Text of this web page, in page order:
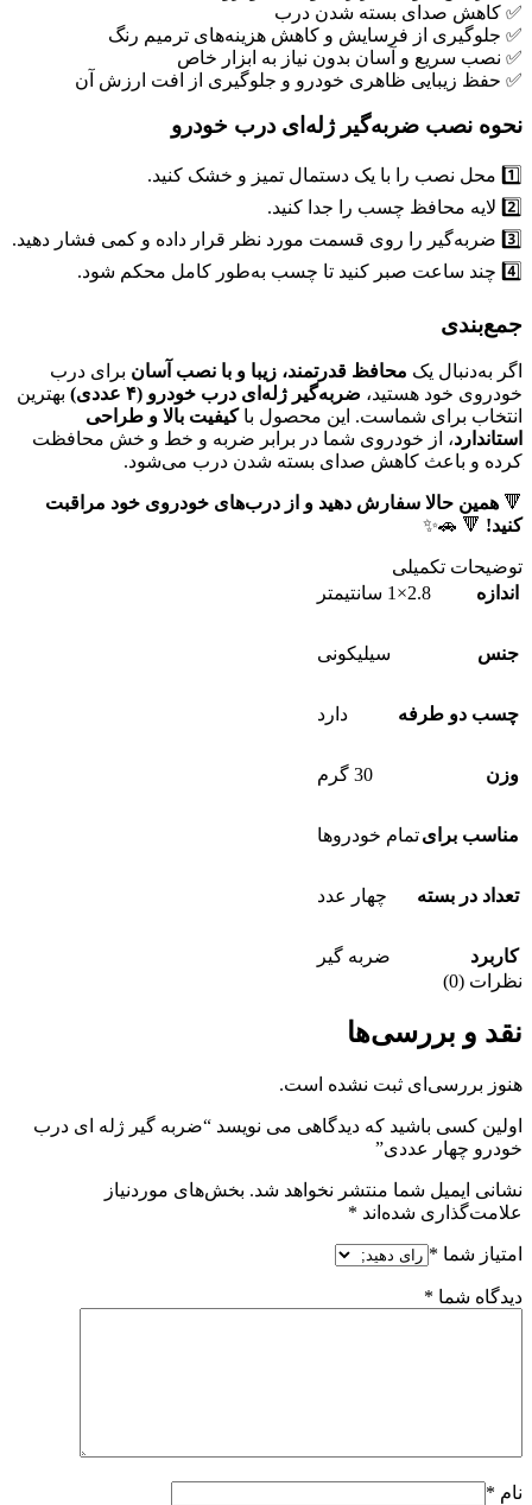
✅ کاهش صدای بسته شدن درب
✅ جلوگیری از فرسایش و کاهش هزینه‌های ترمیم رنگ
✅ نصب سریع و آسان بدون نیاز به ابزار خاص
✅ حفظ زیبایی ظاهری خودرو و جلوگیری از افت ارزش آن
نحوه نصب ضربه‌گیر ژله‌ای درب خودرو
1️⃣ محل نصب را با یک دستمال تمیز و خشک کنید.
2️⃣ لایه محافظ چسب را جدا کنید.
3️⃣ ضربه‌گیر را روی قسمت مورد نظر قرار داده و کمی فشار دهید.
4️⃣ چند ساعت صبر کنید تا چسب به‌طور کامل محکم شود.
جمع‌بندی
اگر به‌دنبال یک محافظ قدرتمند، زیبا و با نصب آسان برای درب
خودروی خود هستید، ضربه‌گیر ژله‌ای درب خودرو (۴ عددی)
بهترین
انتخاب برای شماست. این محصول باکیفیت بالا و طراحی
استاندارد، از خودروی شما در برابر ضربه و خط و خش محافظت
کرده و باعث کاهش صدای بسته شدن درب می‌شود.
🔻 همین حالا سفارش دهید و از درب‌های خودروی خود مراقبت
کنید! 🔻 🚗✨
توضیحات تکمیلی
اندازه
2.8×1 سانتیمتر
جنس سیلیکونی
چسب دو طرفه دارد
وزن 30 گرم
مناسب برایتمام خودروها
تعداد در بسته چهار عدد
کاربرد
ضربه گیر
نظرات (0)
نقد و بررسی‌ها
هنوز بررسی‌ای ثبت نشده است.
اولین کسی باشید که دیدگاهی می نویسد “ضربه گیر ژله ای درب
خودرو چهار عددی”
نشانی ایمیل شما منتشر نخواهد شد. بخش‌های موردنیاز
علامت‌گذاری شده‌اند *
امتیاز شما *
دیدگاه شما *
نام *